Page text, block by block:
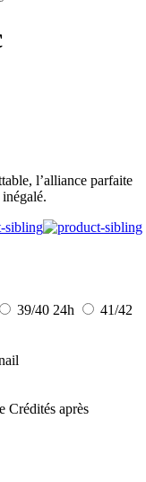
l’alliance parfaite
39/40 24h
41/42
Crédités après